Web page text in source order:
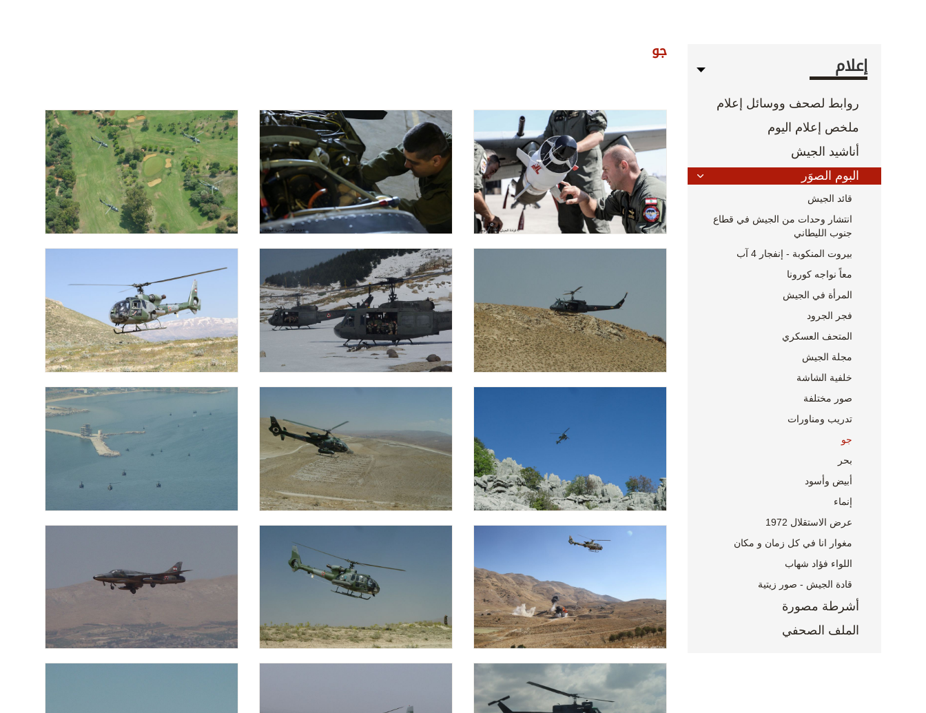
إعلام
روابط لصحف ووسائل إعلام
ملخص إعلام اليوم
أناشيد الجيش
البوم الصوَر
قائد الجيش
انتشار وحدات من الجيش في قطاع
جنوب الليطاني
بيروت المنكوبة - إنفجار 4 آب
معاً نواجه كورونا
المرأة في الجيش
فجر الجرود
المتحف العسكري
مجلة الجيش
خلفية الشاشة
صور مختلفة
تدريب ومناورات
جو
بحر
أبيض وأسود
إنماء
عرض الاستقلال 1972
مغوار انا في كل زمان و مكان
اللواء فؤاد شهاب
قادة الجيش - صور زيتية
أشرطة مصورة
الملف الصحفي
جو